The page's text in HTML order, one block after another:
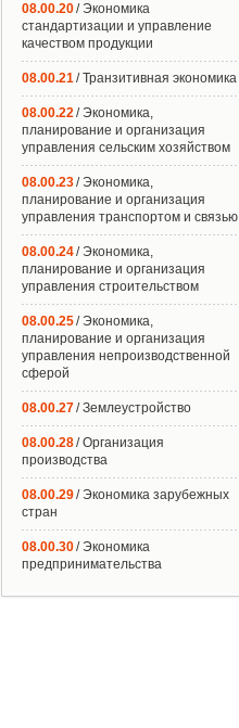
08.00.20/ Экономика
стандартизации и управление
качеством продукции
08.00.21/ Транзитивная экономика
08.00.22/ Экономика,
планирование и организация
управления сельским хозяйством
08.00.23/ Экономика,
планирование и организация
управления транспортом и связью
08.00.24/ Экономика,
планирование и организация
управления строительством
08.00.25/ Экономика,
планирование и организация
управления непроизводственной
сферой
08.00.27/ Землеустройство
08.00.28/ Организация
производства
08.00.29/ Экономика зарубежных
стран
08.00.30/ Экономика
предпринимательства